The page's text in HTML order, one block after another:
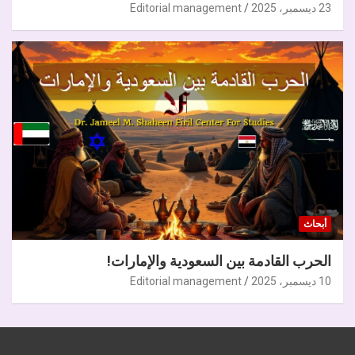
23 ديسمبر، 2025 Editorial management
أبحاث
الحرب القادمة بين السعودية والإمارات!
10 ديسمبر، 2025 Editorial management